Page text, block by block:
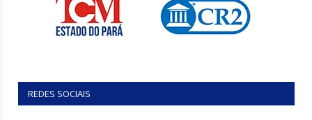
REDES SOCIAIS